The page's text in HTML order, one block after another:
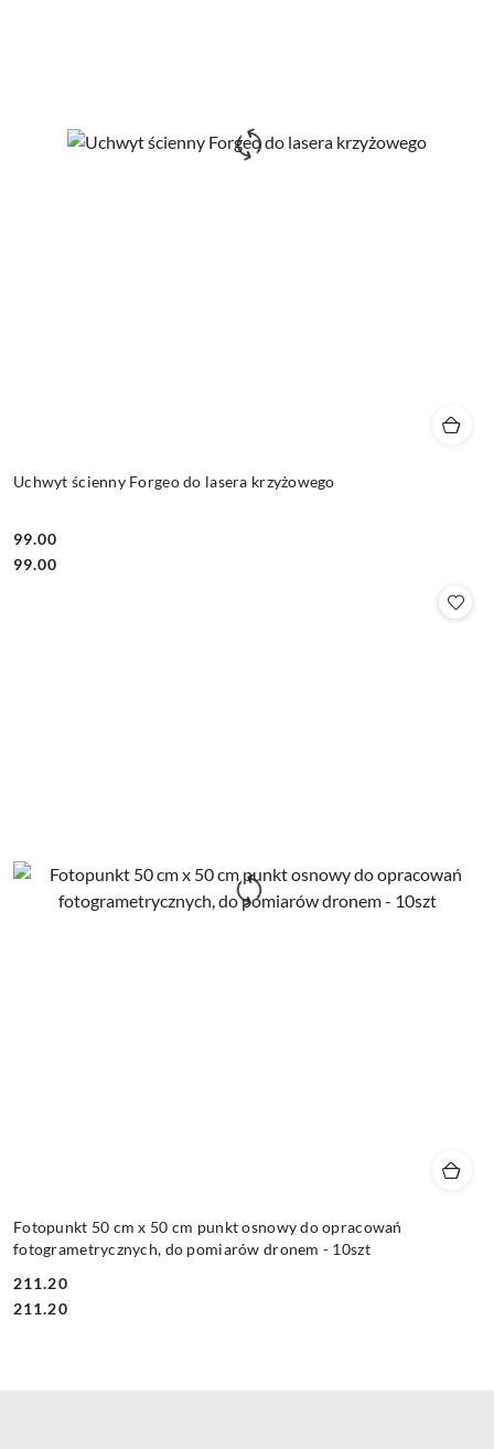
Uchwyt ścienny Forgeo do lasera krzyżowego
Cena:
99.00
Cena:
99.00
Fotopunkt 50 cm x 50 cm punkt osnowy do opracowań
fotogrametrycznych, do pomiarów dronem - 10szt
Cena:
211.20
Cena:
211.20